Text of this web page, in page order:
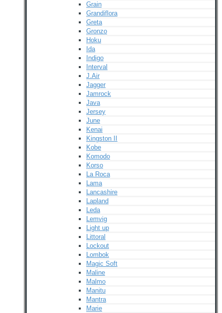
Grain
Grandiflora
Greta
Gronzo
Hoku
Ida
Indigo
Interval
J.Air
Jagger
Jamrock
Java
Jersey
June
Kenai
Kingston II
Kobe
Komodo
Korso
La Roca
Lama
Lancashire
Lapland
Leda
Lemvig
Light up
Littoral
Lockout
Lombok
Magic Soft
Maline
Malmo
Manitu
Mantra
Marie